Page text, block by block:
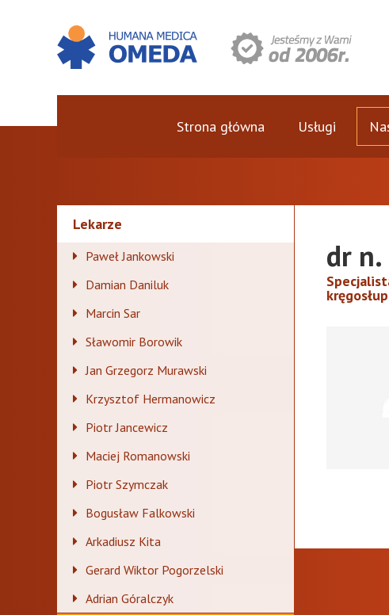
Strona główna Usługi
Lekarze
Paweł Jankowski
Damian Daniluk
Marcin Sar
Sławomir Borowik
Jan Grzegorz Murawski
Krzysztof Hermanowicz
Piotr Jancewicz
Maciej Romanowski
Piotr Szymczak
Bogusław Falkowski
Arkadiusz Kita
Gerard Wiktor Pogorzelski
Adrian Góralczyk
dr